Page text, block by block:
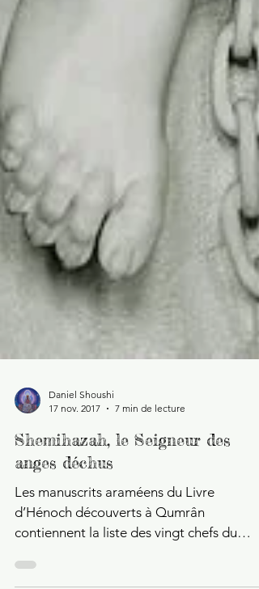
Daniel Shoushi
17 nov. 2017
Shemihazah, le Seigneur des
anges déchus
Les manuscrits araméens du Livre